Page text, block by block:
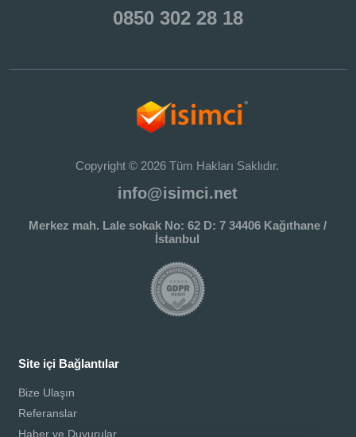
0850 302 28 18
Copyright © 2026 Tüm Hakları Saklıdır.
info@isimci.net
Merkez mah. Lale sokak No: 62 D: 7 34406 Kağıthane /
İstanbul
Site içi Bağlantılar
Bize Ulaşın
Referanslar
Haber ve Duyurular